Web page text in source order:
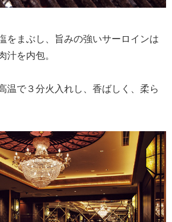
をまぶし、旨みの強いサーロインは
汁を内包。
温で３分火入れし、香ばしく、柔ら